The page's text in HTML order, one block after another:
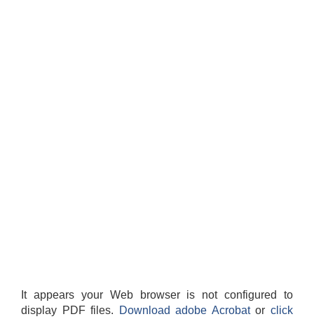
It appears your Web browser is not configured to
display PDF files.
Download adobe Acrobatorclick